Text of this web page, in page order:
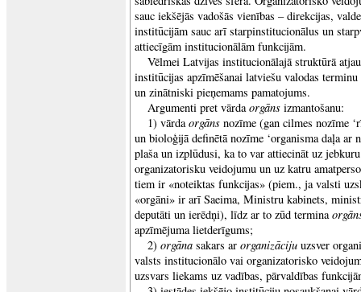
sauc iekšējās vadošās vienības – direkcijas,
institūcijām sauc arī starpinstitucionālus un
attiecīgām institucionālām funkcijām.
Vēlmei Latvijas institucionālajā struktūrā
institūcijas apzīmēšanai latviešu valodas
un zinātniski pieņemams pamatojums.
Argumenti pret vārdaorgāns izmantošanu:
1) vārdaorgāns nozīme (gan cilmes nozīme
un bioloģijā definētā nozīme ‘organisma daļa
plaša un izplūdusi, ka to var attiecināt uz
organizatorisku veidojumu un uz katru
tiem ir «noteiktas funkcijas» (piem., ja valsti
«orgāni» ir arī Saeima, Ministru kabinets,
deputāti un ierēdņi), līdz ar to zūd termina
apzīmējuma lietderīgums;
2) orgāna sakars ar organizāciju uzsver
valsts institucionālo vai organizatorisko
uzsvars liekams uz vadības, pārvaldības